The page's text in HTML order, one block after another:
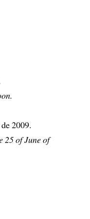
2009.
25 of June of